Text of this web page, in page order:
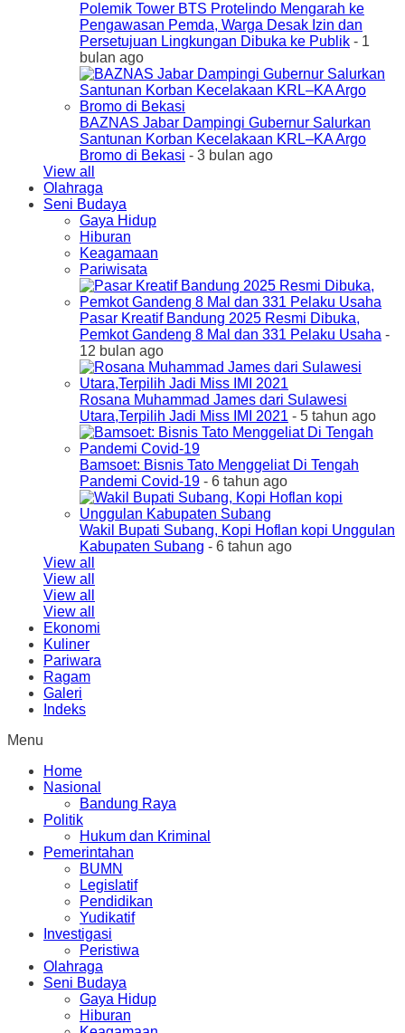
Polemik Tower BTS Protelindo Mengarah ke
Pengawasan Pemda, Warga Desak Izin dan
Persetujuan Lingkungan Dibuka ke Publik - 1
bulan ago
BAZNAS Jabar Dampingi Gubernur Salurkan
Santunan Korban Kecelakaan KRL–KA Argo
Bromo di Bekasi - 3 bulan ago
View all
Olahraga
Seni Budaya
Gaya Hidup
Hiburan
Keagamaan
Pariwisata
Pasar Kreatif Bandung 2025 Resmi Dibuka,
Pemkot Gandeng 8 Mal dan 331 Pelaku Usaha -
12 bulan ago
Rosana Muhammad James dari Sulawesi
Utara,Terpilih Jadi Miss IMI 2021 - 5 tahun ago
Bamsoet: Bisnis Tato Menggeliat Di Tengah
Pandemi Covid-19 - 6 tahun ago
Wakil Bupati Subang, Kopi Hoflan kopi Unggulan
Kabupaten Subang - 6 tahun ago
View all
View all
View all
View all
Ekonomi
Kuliner
Pariwara
Ragam
Galeri
Indeks
Menu
Home
Nasional
Bandung Raya
Politik
Hukum dan Kriminal
Pemerintahan
BUMN
Legislatif
Pendidikan
Yudikatif
Investigasi
Peristiwa
Olahraga
Seni Budaya
Gaya Hidup
Hiburan